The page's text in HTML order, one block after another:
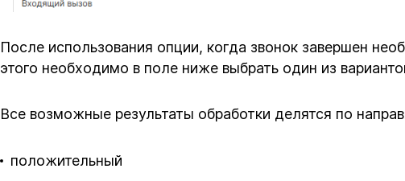
После использования опции, когда звонок завершен
этого необходимо в поле ниже выбрать один из
Все возможные результаты обработки делятся по
положительный